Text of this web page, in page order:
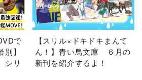
で
】
シリ
【スリル×ドキドキまんて
ん！】青い鳥文庫 ６月の
新刊を紹介するよ！